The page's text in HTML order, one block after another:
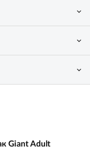
Giant Adult